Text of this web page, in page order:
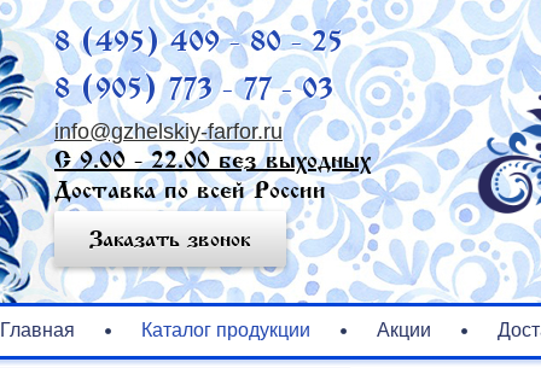
8 (495) 409 - 80 - 25
8 (905) 773 - 77 - 03
info@gzhelskiy-farfor.ru
С 9.00 - 22.00 без выходных
Доставка по всей России
Заказать звонок
Главная Каталог продукции Акции